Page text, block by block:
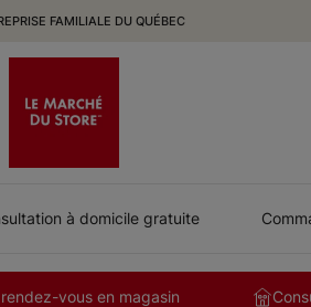
FAMILIALE DU QUÉBEC
à domicile gratuite
vous en magasin